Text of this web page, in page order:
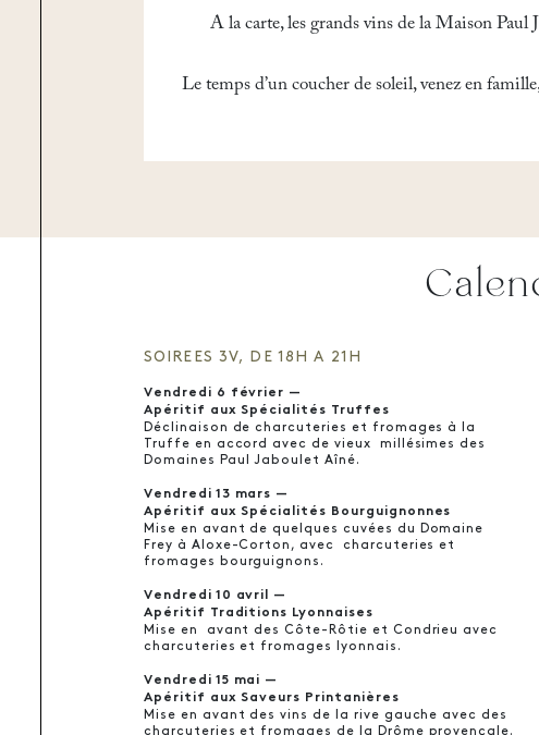
A la carte, les grands vins de la Maison Paul
Le temps d’un coucher de soleil, venez en
SOIREES 3V, DE 18H A 21H
Vendredi 6 février —
Apéritif aux Spécialités Truffes
Déclinaison de charcuteries et fromages à la
Truffe en accord avec de vieux millésimes des
Domaines Paul Jaboulet Aîné.
Vendredi 13 mars —
Apéritif aux Spécialités Bourguignonnes
Mise en avant de quelques cuvées du Domaine
Frey à Aloxe-Corton, avec charcuteries et
fromages bourguignons.
Vendredi 10 avril —
Apéritif Traditions Lyonnaises
Mise en avant des Côte-Rôtie et Condrieu avec
charcuteries et fromages lyonnais.
Vendredi 15 mai —
Apéritif aux Saveurs Printanières
Mise en avant des vins de la rive gauche avec des
charcuteries et fromages de la Drôme provençale.